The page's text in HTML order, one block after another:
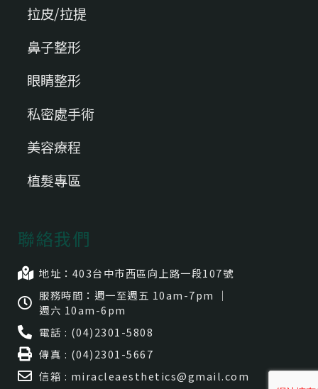
拉皮/拉提
鼻子整形
眼睛整形
私密處手術
美容療程
植髮專區
聯絡我們
地址：403台中市⻄區向上路一段107號
服務時間：週一至週五 10am-7pm ｜
週六 10am-6pm
電話 : (04)2301-5808
傳真 : (04)2301-5667
信箱 : miracleaesthetics@gmail.com